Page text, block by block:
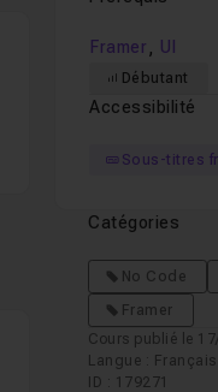
Framer , UI
Débutant
Accessibilité
Sous-titres
Catégories
No Code
Framer
Cours publié le
Langue : Français
ID : 179271